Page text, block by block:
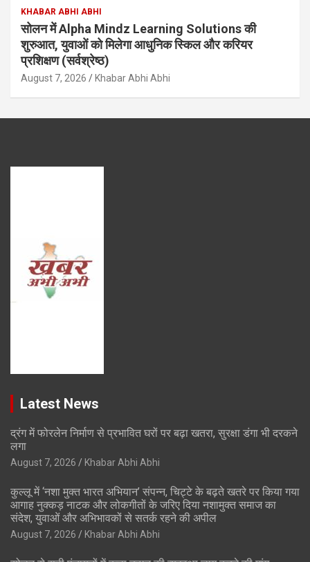
KHABAR ABHI ABHI
सोलन में Alpha Mindz Learning Solutions की
शुरुआत, युवाओं को मिलेगा आधुनिक स्किल और करियर
प्रशिक्षण (सर्वश्रेष्ठ)
August 7, 2026 Khabar Abhi Abhi
Latest News
द्रंग में फोरलेन निर्माण से प्रभावित घरों पर बढ़ा खतरा, सुरक्षा डंगा भी दरकने
लगा
August 7, 2026 Khabar Abhi Abhi
कुल्लू में ‘नशा मुक्त भारत अभियान’ संपन्न, चिट्टे के बढ़ते खतरे पर किया गया
आगाह नुक्कड़ नाटक और लोकगीतों के जरिए दिया नशामुक्त समाज का
संदेश, युवाओं और अभिभावकों से सतर्क रहने की अपील
August 7, 2026 Khabar Abhi Abhi